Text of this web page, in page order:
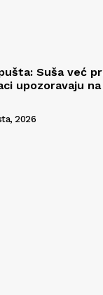
Suša već
upozoravaju
2026